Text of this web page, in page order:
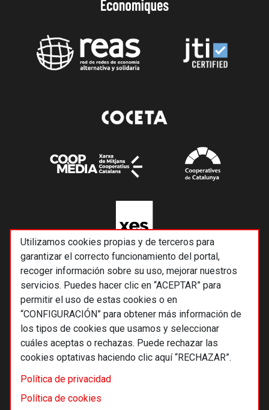
Utilizamos cookies propias y de terceros para
garantizar el correcto funcionamiento del portal,
recoger información sobre su uso, mejorar nuestros
servicios. Puedes hacer clic en “ACEPTAR” para
permitir el uso de estas cookies o en
“CONFIGURACIÓN” para obtener más información de
los tipos de cookies que usamos y seleccionar
cuáles aceptas o rechazas. Puede rechazar las
cookies optativas haciendo clic aquí “RECHAZAR”.
Política de privacidad
Política de cookies
© 2026 Alternativas económicas SCCL
Footer
Términos y condiciones de uso